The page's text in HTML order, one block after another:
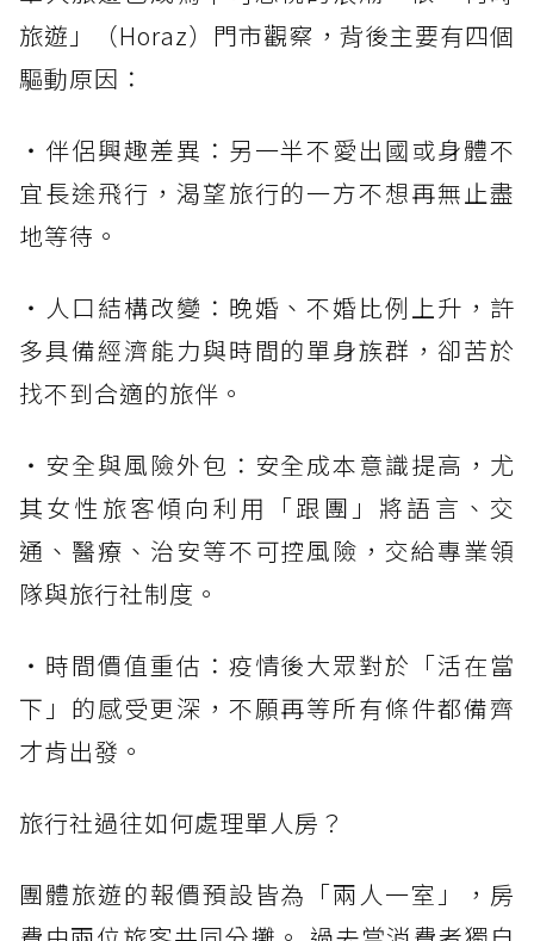
旅遊」（Horaz）門市觀察，背後主要有四個
驅動原因：
・伴侶興趣差異：另一半不愛出國或身體不
宜長途飛行，渴望旅行的一方不想再無止盡
地等待。
・人口結構改變：晚婚、不婚比例上升，許
多具備經濟能力與時間的單身族群，卻苦於
找不到合適的旅伴。
・安全與風險外包：安全成本意識提高，尤
其女性旅客傾向利用「跟團」將語言、交
通、醫療、治安等不可控風險，交給專業領
隊與旅行社制度。
・時間價值重估：疫情後大眾對於「活在當
下」的感受更深，不願再等所有條件都備齊
才肯出發。
旅行社過往如何處理單人房？
團體旅遊的報價預設皆為「兩人一室」，房